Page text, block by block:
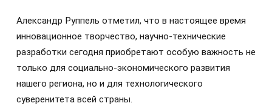
Александр Руппель отметил, что в настоящее время
инновационное творчество, научно-технические
разработки сегодня приобретают особую важность не
только для социально-экономического развития
нашего региона, но и для технологического
суверенитета всей страны.